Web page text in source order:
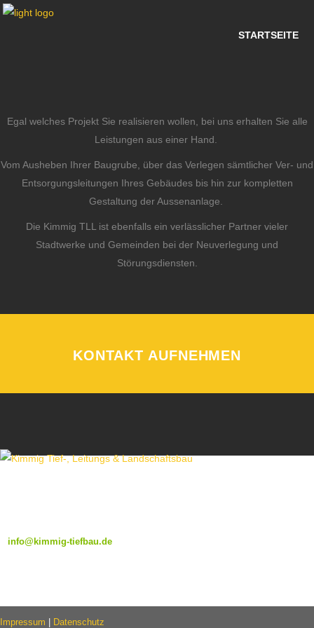
STARTSEITE
Egal welches Projekt Sie realisieren wollen, bei uns erhalten Sie alle
Leistungen aus einer Hand.
Vom Ausheben Ihrer Baugrube, über das Verlegen sämtlicher Ver- und
Entsorgungsleitungen Ihres Gebäudes bis hin zur kompletten
Gestaltung der Aussenanlage.
Die Kimmig TLL ist ebenfalls ein verlässlicher Partner vieler
Stadtwerke und Gemeinden bei der Neuverlegung und
Störungsdiensten.
KONTAKT AUFNEHMEN
info@kimmig-tiefbau.de
Impressum Datenschutz